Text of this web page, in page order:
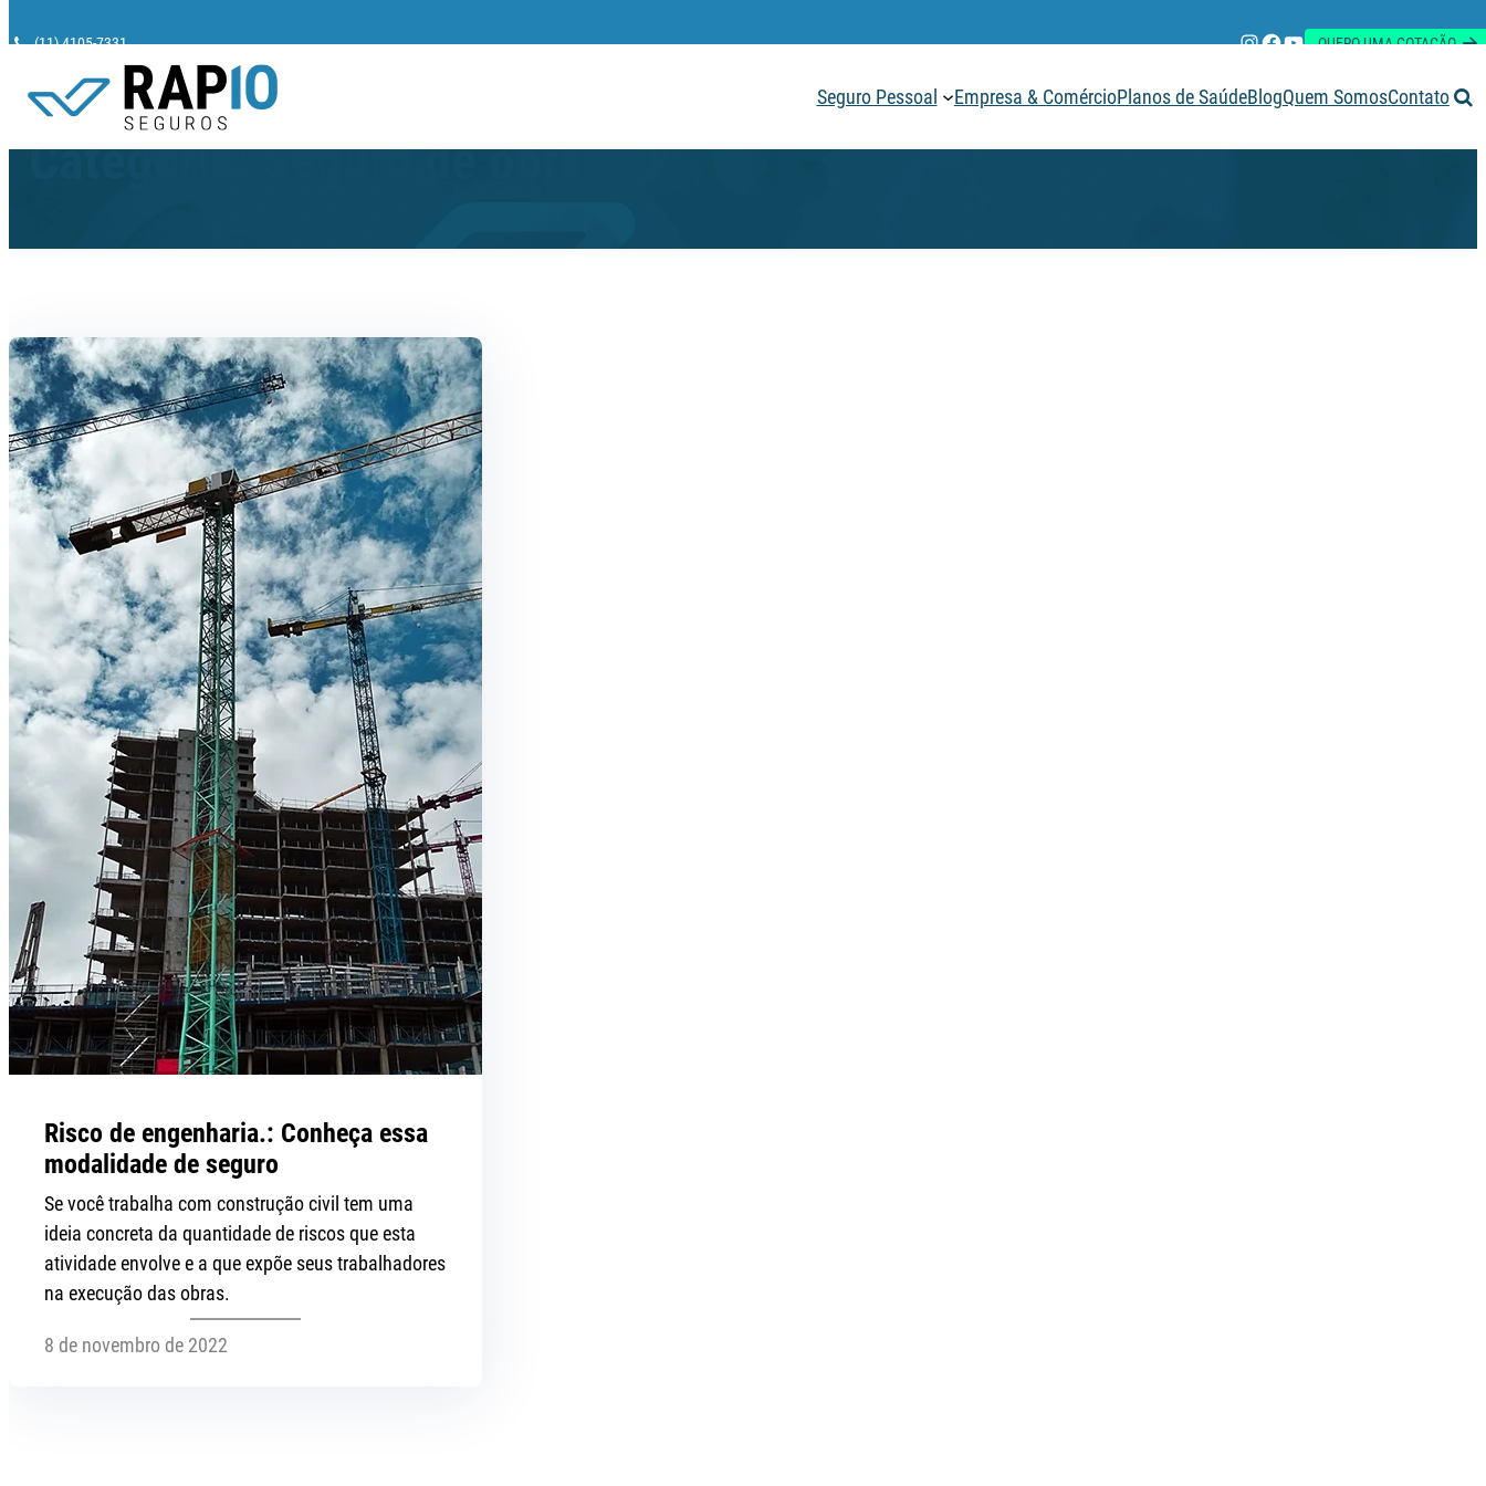
(11) 4105-7331 Instagram
Facebook
Youtube
QUERO UMA COTAÇÃO
Seguro Pessoal Empresa & ComércioPlanos de SaúdeBlogQuem SomosContato
Categoria:Seguro de obra
Risco de engenharia.: Conheça essa
modalidade de seguro
Se você trabalha com construção civil tem uma
ideia concreta da quantidade de riscos que esta
atividade envolve e a que expõe seus trabalhadores
na execução das obras.
8 de novembro de 2022